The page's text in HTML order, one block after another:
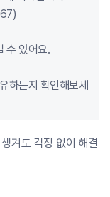
수 있어요.
하는지 확인해보세
겨도 걱정 없이 해결